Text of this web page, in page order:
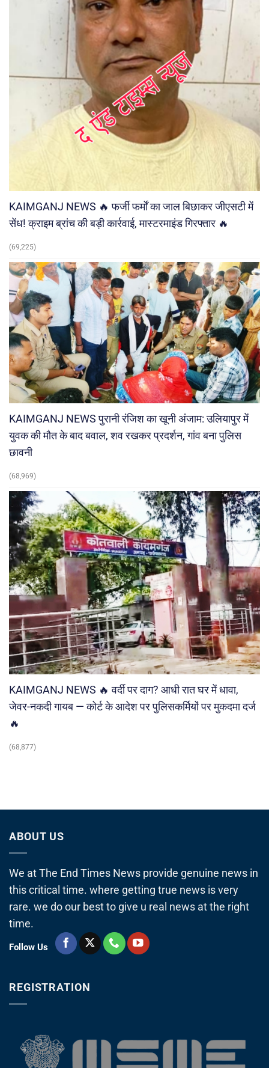
KAIMGANJ NEWS 🔥 फर्जी फर्मों का जाल बिछाकर जीएसटी में
सेंध! क्राइम ब्रांच की बड़ी कार्रवाई, मास्टरमाइंड गिरफ्तार 🔥
(69,225)
KAIMGANJ NEWS पुरानी रंजिश का खूनी अंजाम: उलियापुर में
युवक की मौत के बाद बवाल, शव रखकर प्रदर्शन, गांव बना पुलिस
छावनी
(68,969)
KAIMGANJ NEWS 🔥 वर्दी पर दाग? आधी रात घर में धावा,
जेवर-नकदी गायब — कोर्ट के आदेश पर पुलिसकर्मियों पर मुकदमा दर्ज
🔥
(68,877)
ABOUT US
We at The End Times News provide genuine news in
this critical time. where getting true news is very
rare. we do our best to give u real news at the right
time.
Follow Us
REGISTRATION